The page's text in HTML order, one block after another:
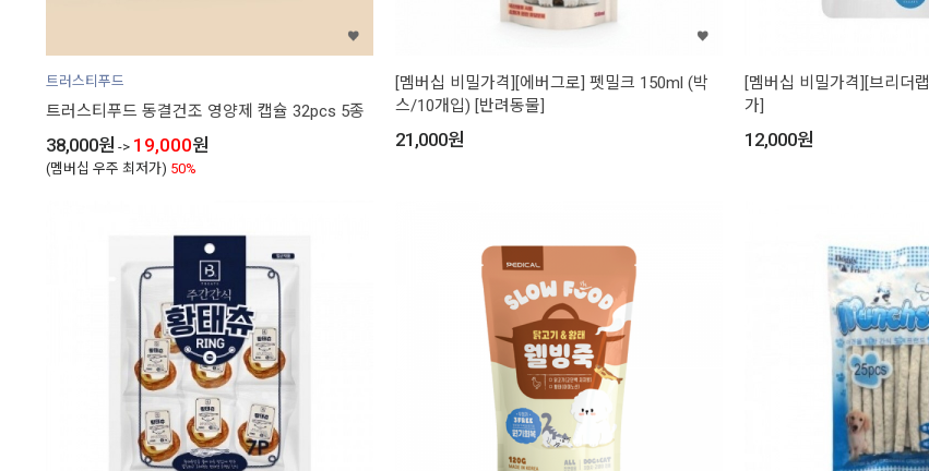
트러스티푸드
트러스티푸드 동결건조 영양제 캡슐 32pcs 5종
38,000원 -> 19,000원
(멤버십 우주 최저가) 50%
[멤버십 비밀가격][에버그로] 펫밀크 150ml (박
스/10개입) [반려동물]
21,000원
[멤버십 비밀가격][브리더
가]
12,000원